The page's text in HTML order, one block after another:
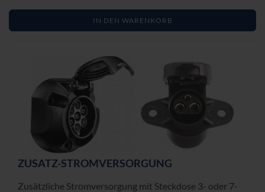
IN DEN WARENKORB
ZUSATZ-​​STROM­VER­SOR­GUNG
Zu­sätz­li­che Strom­ver­sor­gung mit Steck­do­se 3- oder 7-​